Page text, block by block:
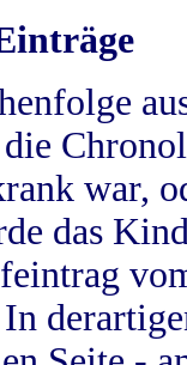
war,
das